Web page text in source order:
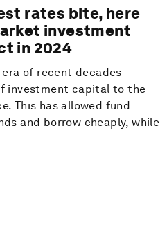
rates bite, here
investment
in 2024
of recent decades
investment capital to the
This has allowed fund
and borrow cheaply, while